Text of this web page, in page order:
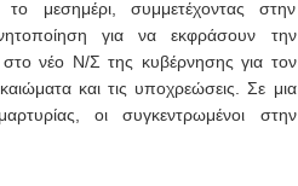
το μεσημέρι, συμμετέχοντας στην
για να εκφράσουν την
στο νέο Ν/Σ της κυβέρνησης για τον
και τις υποχρεώσεις. Σε μια
οι συγκεντρωμένοι στην